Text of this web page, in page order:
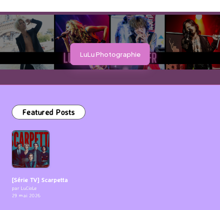
LuLu Photographie
Featured Posts
[Série TV] Scarpetta
par LuCioLe
29 mai 2026